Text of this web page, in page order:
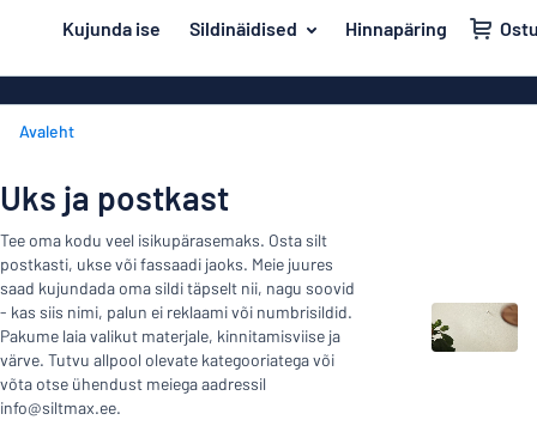
juurde
Kujunda ise Sildinäidised Hinnapäring
Uks ja postkast
Maja ja kodu
Liiklus ja sõidukid
Nimesildid
Dekaalid
Lemmikloomasildid
Vinüültekstid
Dekaalid
Materjal
Uks
ja
postkast
Maja
ja
kodu
Liiklus
Tagasi
sildi kujundamist
Avaleht
Uks ja postkast
Tee oma kodu veel isikupärasemaks. Osta silt
postkasti, ukse või fassaadi jaoks. Meie juures
saad kujundada oma sildi täpselt nii, nagu soovid
- kas siis nimi, palun ei reklaami või numbrisildid.
Pakume laia valikut materjale, kinnitamisviise ja
värve. Tutvu allpool olevate kategooriatega või
võta otse ühendust meiega aadressil
info@siltmax.ee.